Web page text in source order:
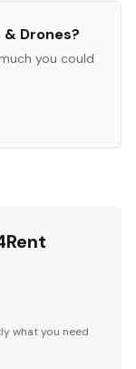
& Drones?
you could
what you need